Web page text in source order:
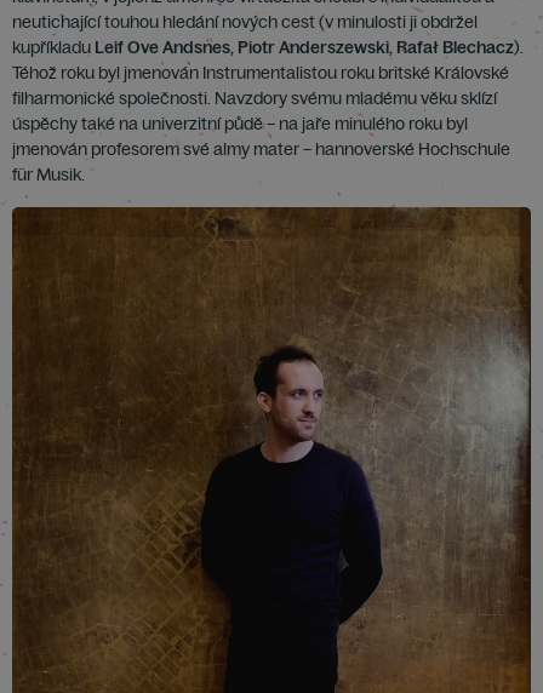
neutichající touhou hledání nových cest (v minulosti ji obdržel
kupříkladu Leif Ove Andsnes, Piotr Anderszewski, Rafał Blechacz).
Téhož roku byl jmenován Instrumentalistou roku britské Královské
filharmonické společnosti. Navzdory svému mladému věku sklízí
úspěchy také na univerzitní půdě – na jaře minulého roku byl
jmenován profesorem své almy mater – hannoverské Hochschule
für Musik.